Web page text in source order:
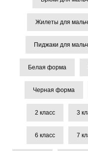
Жилеты для
Пиджаки для
Белая форма
Черная форма
2 класс 3
6 класс 7